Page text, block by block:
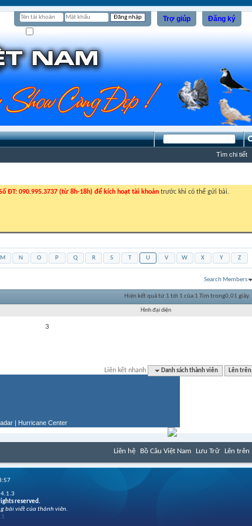
Đăng ký
Trợ giúp
Tìm chi tiết
ĐT: 090.995.3737 (từ 8h-18h) để kích hoạt tài khoản trước khi có thể gửi bài.
M N O P Q R S T U V W X Y Z
Search Members
Hiện kết quả từ 1 tới 1 của 1 Tìm trong0,01 giây.
Hình đại diện
3
Liên kết nhanh Danh sách thành viên Lên trên
| Hurricane Center
Liên hệ Bồ Câu Việt Nam Lưu Trữ Lên trên
reserved.
bài viết của thành viên.